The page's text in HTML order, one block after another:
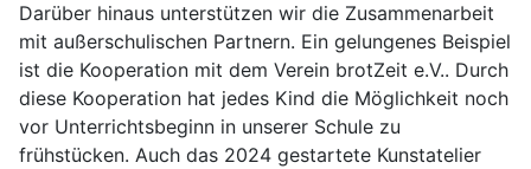
Darüber hinaus unterstützen wir die Zusammenarbeit
mit außerschulischen Partnern. Ein gelungenes Beispiel
ist die Kooperation mit dem Verein brotZeit e.V.. Durch
diese Kooperation hat jedes Kind die Möglichkeit noch
vor Unterrichtsbeginn in unserer Schule zu
frühstücken. Auch das 2024 gestartete Kunstatelier